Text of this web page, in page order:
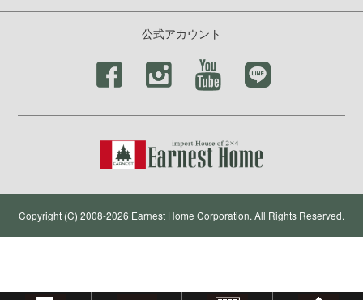
公式アカウント
Copyright (C) 2008-2026 Earnest Home Corporation. All Rights Reserved.